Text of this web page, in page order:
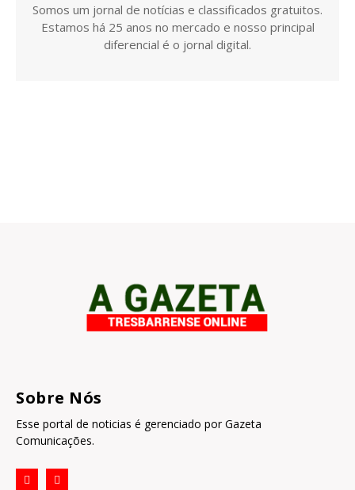
Somos um jornal de notícias e classificados gratuitos.
Estamos há 25 anos no mercado e nosso principal
diferencial é o jornal digital.
Sobre Nós
Esse portal de noticias é gerenciado por Gazeta
Comunicações.